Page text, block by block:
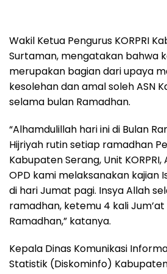
Wakil Ketua Pengurus KORPRI
Surtaman, mengatakan bahwa
merupakan bagian dari upaya
kesolehan dan amal soleh ASN
selama bulan Ramadhan.
“Alhamdulillah hari ini di Bulan
Hijriyah rutin setiap ramadhan
Kabupaten Serang, Unit KORPRI,
OPD kami melaksanakan kajian
di hari Jumat pagi. Insya Allah
ramadhan, ketemu 4 kali
Ramadhan,” katanya.
Kepala Dinas Komunikasi
Statistik (Diskominfo)